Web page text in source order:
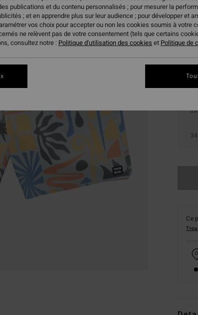
28
34
Ce
publications et du contenu personnalisés ; pour mesurer la
; et en apprendre plus sur leur audience ; pour développer et
vos choix pour accepter ou non les cookies soumis à votre
ne relèvent pas de votre consentement (tels que certains
consultez notre : Politique d'utilisation des cookies et Politique de